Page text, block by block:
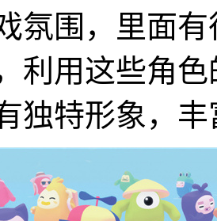
氛围，里面
利用这些角
独特形象，